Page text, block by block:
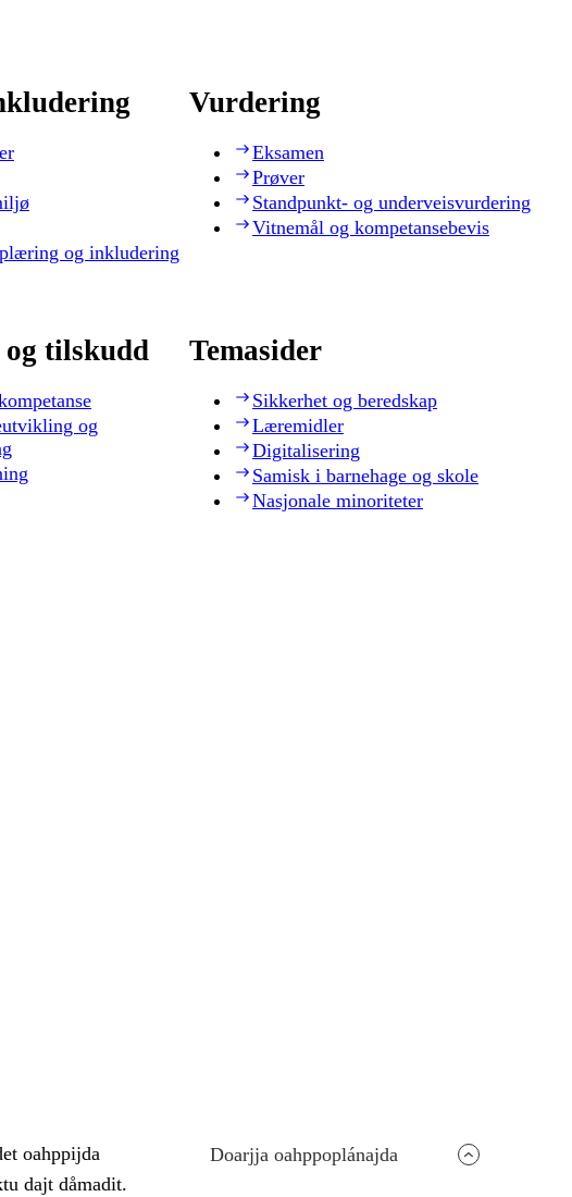
og inkludering
Vurdering
Eksamen
Prøver
Standpunkt- og underveisvurdering
Vitnemål og kompetansebevis
og tilskudd
og
Temasider
Sikkerhet og beredskap
Læremidler
Digitalisering
Samisk i barnehage og skole
Nasjonale minoriteter
Doarjja oahppoplánajda
oahppijda
dajt dåmadit.